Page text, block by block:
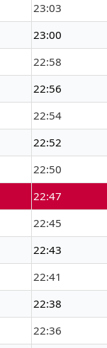
23:03
23:00
22:58
22:56
22:54
22:52
22:50
22:47
22:45
22:43
22:41
22:38
22:36